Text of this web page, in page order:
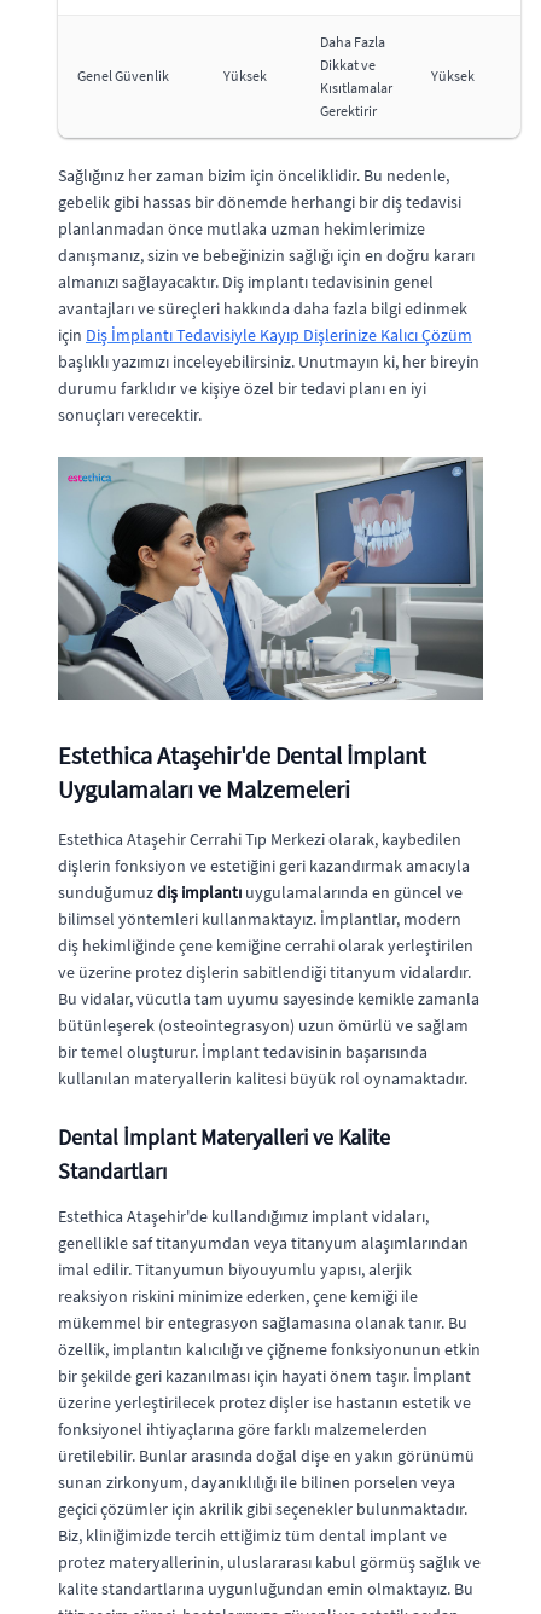
Genel Güvenlik Yüksek
Daha Fazla
Dikkat ve
Kısıtlamalar
Gerektirir
Yüksek
Sağlığınız her zaman bizim için önceliklidir. Bu nedenle,
gebelik gibi hassas bir dönemde herhangi bir diş tedavisi
planlanmadan önce mutlaka uzman hekimlerimize
danışmanız, sizin ve bebeğinizin sağlığı için en doğru kararı
almanızı sağlayacaktır. Diş implantı tedavisinin genel
avantajları ve süreçleri hakkında daha fazla bilgi edinmek
için Diş İmplantı Tedavisiyle Kayıp Dişlerinize Kalıcı Çözüm
başlıklı yazımızı inceleyebilirsiniz. Unutmayın ki, her bireyin
durumu farklıdır ve kişiye özel bir tedavi planı en iyi
sonuçları verecektir.
Estethica Ataşehir'de Dental İmplant
Uygulamaları ve Malzemeleri
Estethica Ataşehir Cerrahi Tıp Merkezi olarak, kaybedilen
dişlerin fonksiyon ve estetiğini geri kazandırmak amacıyla
sunduğumuzdiş implantı uygulamalarında en güncel ve
bilimsel yöntemleri kullanmaktayız. İmplantlar, modern
diş hekimliğinde çene kemiğine cerrahi olarak yerleştirilen
ve üzerine protez dişlerin sabitlendiği titanyum vidalardır.
Bu vidalar, vücutla tam uyumu sayesinde kemikle zamanla
bütünleşerek (osteointegrasyon) uzun ömürlü ve sağlam
bir temel oluşturur. İmplant tedavisinin başarısında
kullanılan materyallerin kalitesi büyük rol oynamaktadır.
Dental İmplant Materyalleri ve Kalite
Standartları
Estethica Ataşehir'de kullandığımız implant vidaları,
genellikle saf titanyumdan veya titanyum alaşımlarından
imal edilir. Titanyumun biyouyumlu yapısı, alerjik
reaksiyon riskini minimize ederken, çene kemiği ile
mükemmel bir entegrasyon sağlamasına olanak tanır. Bu
özellik, implantın kalıcılığı ve çiğneme fonksiyonunun etkin
bir şekilde geri kazanılması için hayati önem taşır. İmplant
üzerine yerleştirilecek protez dişler ise hastanın estetik ve
fonksiyonel ihtiyaçlarına göre farklı malzemelerden
üretilebilir. Bunlar arasında doğal dişe en yakın görünümü
sunan zirkonyum, dayanıklılığı ile bilinen porselen veya
geçici çözümler için akrilik gibi seçenekler bulunmaktadır.
Biz, kliniğimizde tercih ettiğimiz tüm dental implant ve
protez materyallerinin, uluslararası kabul görmüş sağlık ve
kalite standartlarına uygunluğundan emin olmaktayız. Bu